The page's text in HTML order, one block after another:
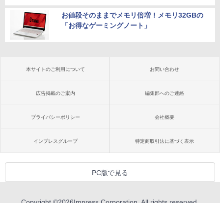
お値段そのままでメモリ倍増！メモリ32GBの
「お得なゲーミングノート」
本サイトのご利用について お問い合わせ
広告掲載のご案内 編集部へのご連絡
プライバシーポリシー 会社概要
インプレスグループ 特定商取引法に基づく表示
PC版で見る